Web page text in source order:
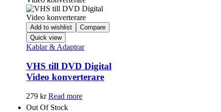
Add to wishlist
Compare
Quick view
Kablar & Adaptrar
VHS till DVD Digital
Video konverterare
279 kr Read more
Out Of Stock